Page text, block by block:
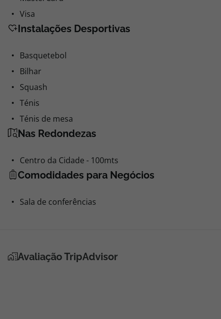
Visa
Instalações Desportivas
Basquetebol
Bilhar
Squash
Ténis
Ténis de mesa
Nas Redondezas
Centro da Cidade - 100mts
Comodidades para Negócios
Sala de conferências
Avaliação TripAdvisor